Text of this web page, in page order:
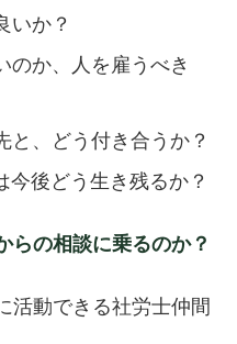
いか？
のか、人を雇うべき
と、どう付き合うか？
後どう生き残るか？
らの相談に乗るのか？
活動できる社労士仲間